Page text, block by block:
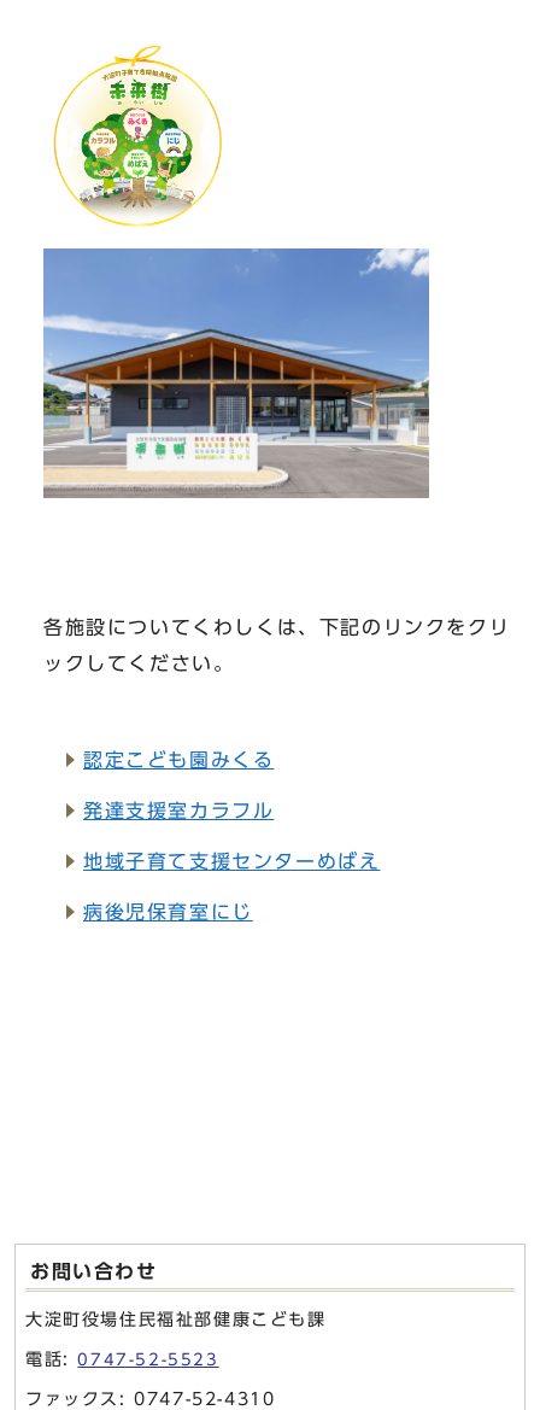
各施設についてくわしくは、下記のリンクをクリ
ックしてください。
認定こども園みくる
発達支援室カラフル
地域子育て支援センターめばえ
病後児保育室にじ
お問い合わせ
大淀町役場住民福祉部健康こども課
電話:0747-52-5523
ファックス: 0747-52-4310